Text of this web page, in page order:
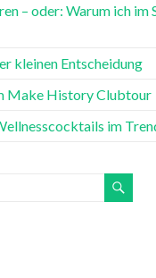
– oder: Warum ich im
kleinen Entscheidung
Make History Clubtour
im